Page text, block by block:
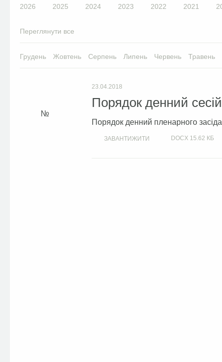
2026 2025 2024 2023 2022 2021
Переглянути все
Грудень Жовтень Серпень Липень Червень Травень
23.04.2018
Порядок денний
Порядок денний пленарного
ЗАВАНТИЖИТИ DOCX 15.62 КБ